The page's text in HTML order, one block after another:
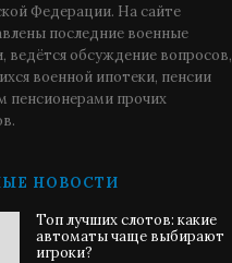
Федерации. На сайте
последние военные
ведётся обсуждение вопросов,
военной ипотеки, пенсии
пенсионерами прочих
НОВОСТИ
Топ лучших слотов: какие
автоматы чаще выбирают
игроки?